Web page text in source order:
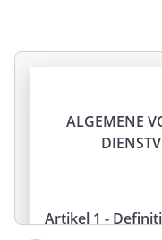
ALGEMENE
Artikel 1 -